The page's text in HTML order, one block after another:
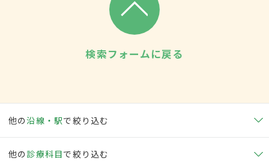
検索フォームに戻る
他の沿線・駅で絞り込む
他の 診療科目で絞り込む